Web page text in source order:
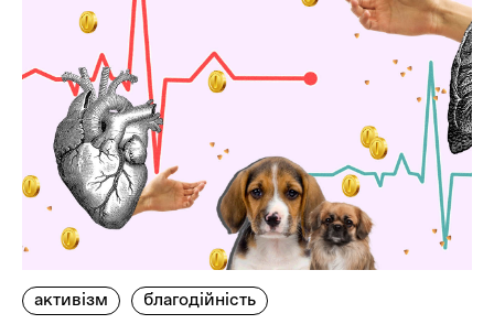
активізм благодійність